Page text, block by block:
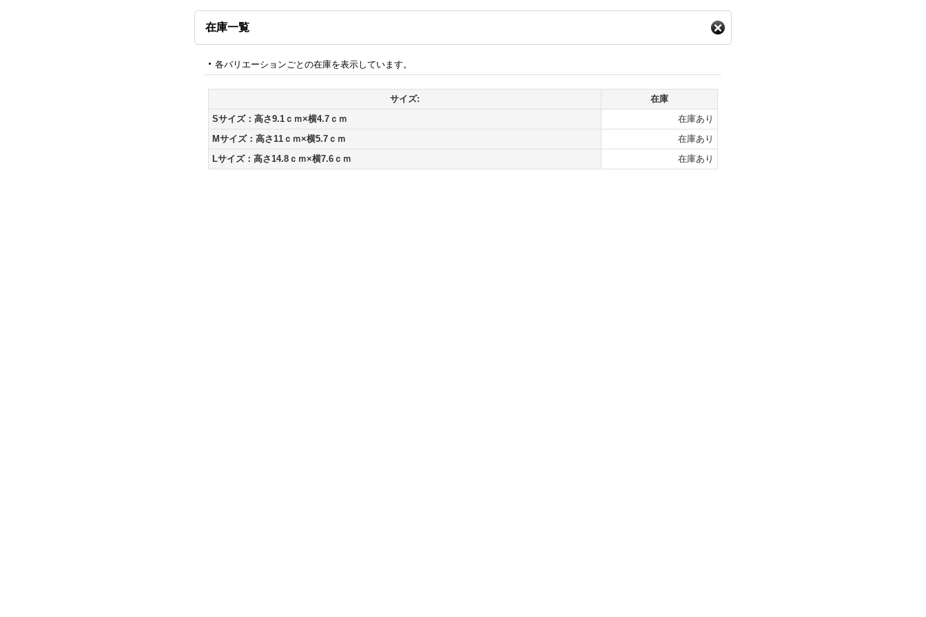
在庫一覧
各バリエーションごとの在庫を表示しています。
サイズ:
在庫
Sサイズ：高さ9.1ｃｍ×横4.7ｃｍ
在庫あり
Mサイズ：高さ11ｃｍ×横5.7ｃｍ
在庫あり
Lサイズ：高さ14.8ｃｍ×横7.6ｃｍ
在庫あり